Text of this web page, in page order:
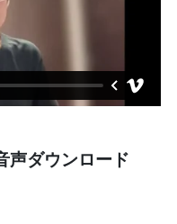
ダウンロード